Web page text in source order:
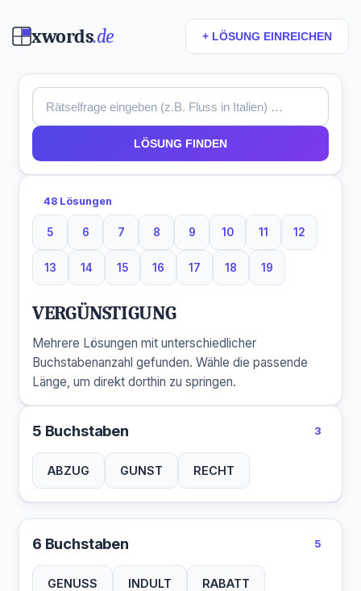
xwords.de + LÖSUNG EINREICHEN
LÖSUNG FINDEN
48 Lösungen
5
5 Buchstaben
6
6 Buchstaben
7
7 Buchstaben
8
8 Buchstaben
9
9 Buchstaben
10
10 Buchstaben
11
11 Buchstaben
12
12
13
13 Buchstaben
14
14 Buchstaben
15
15 Buchstaben
16
16 Buchstaben
17
17 Buchstaben
18
18 Buchstaben
19
19 Buchstaben
VERGÜNSTIGUNG
Mehrere Lösungen mit unterschiedlicher
Buchstabenanzahl gefunden. Wähle die passende
Länge, um direkt dorthin zu springen.
5 Buchstaben 3
ABZUG GUNST RECHT
6 Buchstaben 5
GENUSS INDULT RABATT